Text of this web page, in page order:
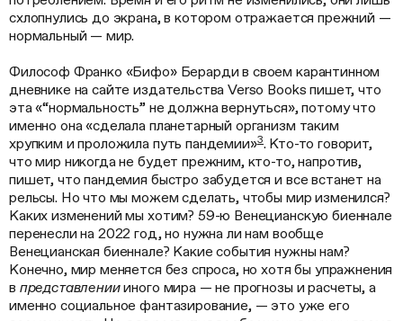
схлопнулись до экрана, в котором отражается прежний —
нормальный — мир.
Философ Франко «Бифо» Берарди в своем карантинном
дневнике на сайте издательства Verso Books пишет, что
эта «“нормальность” не должна вернуться», потому что
именно она «сделала планетарный организм таким
хрупким и проложила путь пандемии»3. Кто-то говорит,
что мир никогда не будет прежним, кто-то, напротив,
пишет, что пандемия быстро забудется и все встанет на
рельсы. Но что мы можем сделать, чтобы мир изменился?
Каких изменений мы хотим? 59-ю Венецианскую биеннале
перенесли на 2022 год, но нужна ли нам вообще
Венецианская биеннале? Какие события нужны нам?
Конечно, мир меняется без спроса, но хотя бы упражнения
в представлениииного мира — не прогнозы и расчеты, а
именно социальное фантазирование, — это уже его